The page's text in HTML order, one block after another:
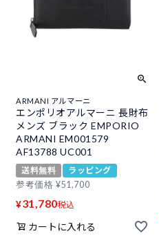
ARMANI アルマーニ
エンポリオアルマーニ 長財布
メンズ ブラック EMPORIO
ARMANI EM001579
AF13788 UC001
送料無料
ラッピング
参考価格 ¥51,700
¥31,780税込
カートに入れる